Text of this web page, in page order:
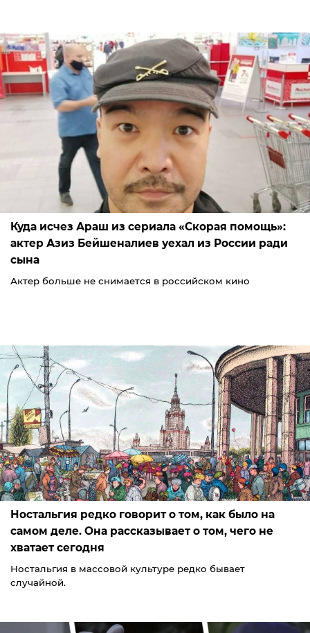
Куда исчез Араш из сериала «Скорая помощь»:
актер Азиз Бейшеналиев уехал из России ради
сына
Актер больше не снимается в российском кино
Ностальгия редко говорит о том, как было на
самом деле. Она рассказывает о том, чего не
хватает сегодня
Ностальгия в массовой культуре редко бывает
случайной.